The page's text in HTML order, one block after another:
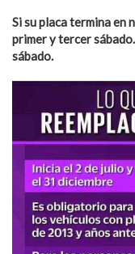
Si su placa termina en
primer y tercer
sábado.